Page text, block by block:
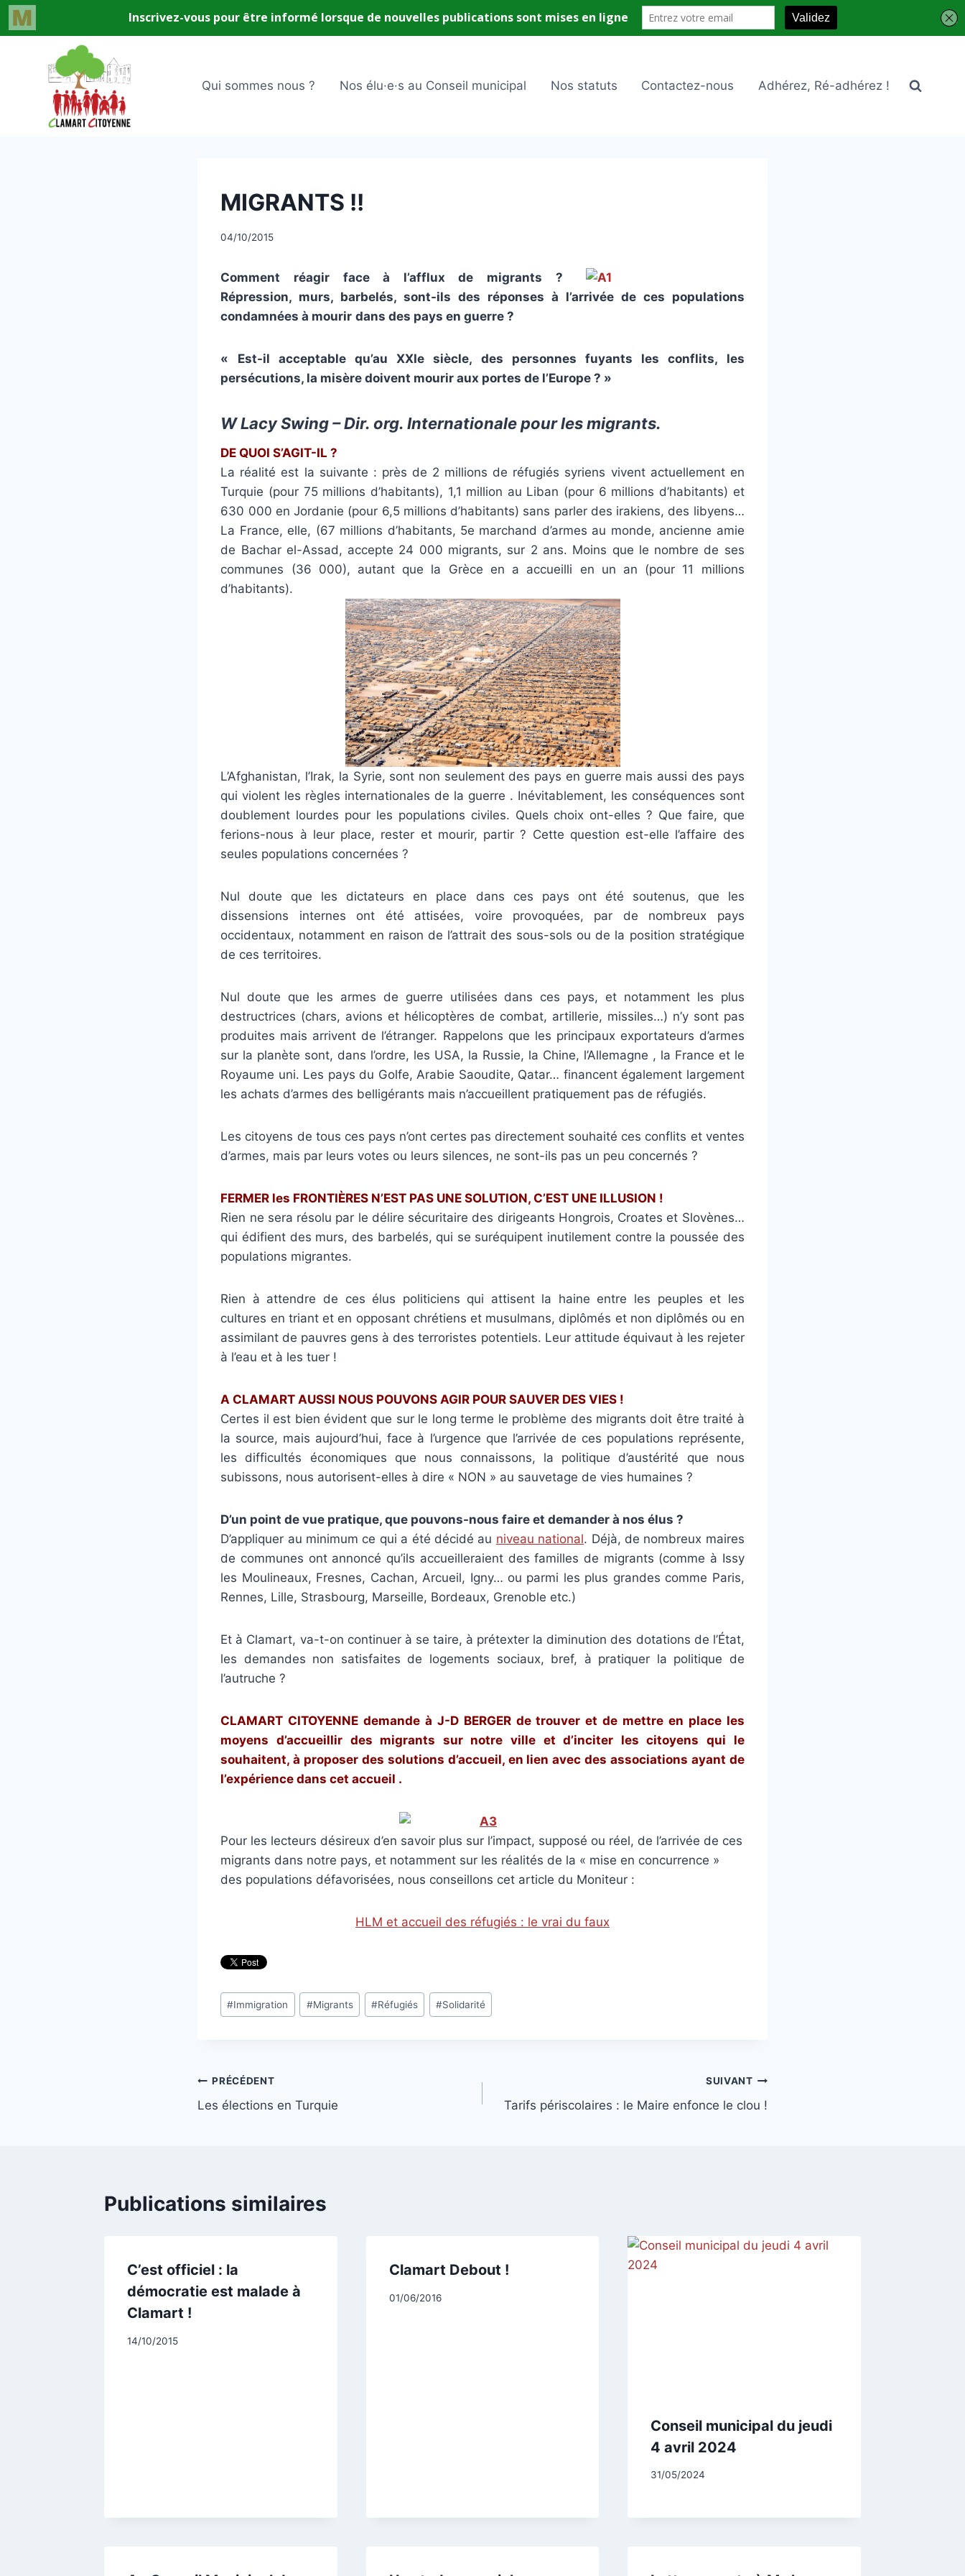
Qui sommes nous ? Nos élu·e·s au Conseil municipal Nos statuts Contactez-nous Adhérez, Ré-adhérez !
UNCATEGORIZED
MIGRANTS !!
Par
04/10/2015
Comment réagir face à l’afflux de migrants ?
Répression, murs, barbelés,sont-ils des réponses à l’arrivée de ces populations
condamnées à mourir dans des pays en guerre ?
« Est-il acceptable qu’au XXIe siècle, des personnes fuyants les conflits, les
persécutions, la misère doivent mourir aux portes de l’Europe ? »
W Lacy Swing – Dir. org. Internationale pour les migrants.
DE QUOI S’AGIT-IL ?
La réalité est la suivante : près de 2 millions de réfugiés syriens vivent actuellement en
Turquie (pour 75 millions d’habitants), 1,1 million au Liban (pour 6 millions d’habitants) et
630 000 en Jordanie (pour 6,5 millions d’habitants) sans parler des irakiens, des libyens…
La France, elle, (67 millions d’habitants, 5e marchand d’armes au monde, ancienne amie
de Bachar el-Assad, accepte 24 000 migrants, sur 2 ans. Moins que le nombre de ses
communes (36 000), autant que la Grèce en a accueilli en un an (pour 11 millions
d’habitants).
L’Afghanistan, l’Irak, la Syrie, sont non seulement des pays en guerre mais aussi des pays
qui violent les règles internationales de la guerre . Inévitablement, les conséquences sont
doublement lourdes pour les populations civiles. Quels choix ont-elles ? Que faire, que
ferions-nous à leur place, rester et mourir, partir ? Cette question est-elle l’affaire des
seules populations concernées ?
Nul doute que les dictateurs en place dans ces pays ont été soutenus, que les
dissensions internes ont été attisées, voire provoquées, par de nombreux pays
occidentaux, notamment en raison de l’attrait des sous-sols ou de la position stratégique
de ces territoires.
Nul doute que les armes de guerre utilisées dans ces pays, et notamment les plus
destructrices (chars, avions et hélicoptères de combat, artillerie, missiles…) n’y sont pas
produites mais arrivent de l’étranger. Rappelons que les principaux exportateurs d’armes
sur la planète sont, dans l’ordre, les USA, la Russie, la Chine, l’Allemagne , la France et le
Royaume uni. Les pays du Golfe, Arabie Saoudite, Qatar… financent également largement
les achats d’armes des belligérants mais n’accueillent pratiquement pas de réfugiés.
Les citoyens de tous ces pays n’ont certes pas directement souhaité ces conflits et ventes
d’armes, mais par leurs votes ou leurs silences, ne sont-ils pas un peu concernés ?
FERMER les FRONTIÈRES N’EST PAS UNE SOLUTION, C’EST UNE ILLUSION !
Rien ne sera résolu par le délire sécuritaire des dirigeants Hongrois, Croates et Slovènes…
qui édifient des murs, des barbelés, qui se suréquipent inutilement contre la poussée des
populations migrantes.
Rien à attendre de ces élus politiciens qui attisent la haine entre les peuples et les
cultures en triant et en opposant chrétiens et musulmans, diplômés et non diplômés ou en
assimilant de pauvres gens à des terroristes potentiels. Leur attitude équivaut à les rejeter
à l’eau et à les tuer !
A CLAMART AUSSI NOUS POUVONS AGIR POUR SAUVER DES VIES !
Certes il est bien évident que sur le long terme le problème des migrants doit être traité à
la source, mais aujourd’hui, face à l’urgence que l’arrivée de ces populations représente,
les difficultés économiques que nous connaissons, la politique d’austérité que nous
subissons, nous autorisent-elles à dire « NON » au sauvetage de vies humaines ?
D’un point de vue pratique, que pouvons-nous faire et demander à nos élus ?
D’appliquer au minimum ce qui a été décidé au niveau national. Déjà, de nombreux maires
de communes ont annoncé qu’ils accueilleraient des familles de migrants (comme à Issy
les Moulineaux, Fresnes, Cachan, Arcueil, Igny… ou parmi les plus grandes comme Paris,
Rennes, Lille, Strasbourg, Marseille, Bordeaux, Grenoble etc.)
Et à Clamart, va-t-on continuer à se taire, à prétexter la diminution des dotations de l’État,
les demandes non satisfaites de logements sociaux, bref, à pratiquer la politique de
l’autruche ?
CLAMART CITOYENNE demande à J-D BERGER de trouver et de mettre en place les
moyens d’accueillir des migrants sur notre ville et d’inciter les citoyens qui le
souhaitent, à proposer des solutions d’accueil, en lien avec des associations ayant de
l’expérience dans cet accueil .
Pour les lecteurs désireux d’en savoir plus sur l’impact, supposé ou réel, de l’arrivée de ces
migrants dans notre pays, et notamment sur les réalités de la « mise en concurrence »
des populations défavorisées, nous conseillons cet article du Moniteur :
HLM et accueil des réfugiés : le vrai du faux
Étiquettes
de
#Immigration #Migrants #Réfugiés #Solidarité
Navigation
de
PRÉCÉDENT
Les élections en Turquie
SUIVANT
Tarifs périscolaires : le Maire enfonce le clou !
Publications similaires
C’est officiel : la
démocratie est malade à
Clamart !
Par
14/10/2015
Clamart Debout !
Par
01/06/2016
Conseil municipal du jeudi
4 avril 2024
Par
31/05/2024